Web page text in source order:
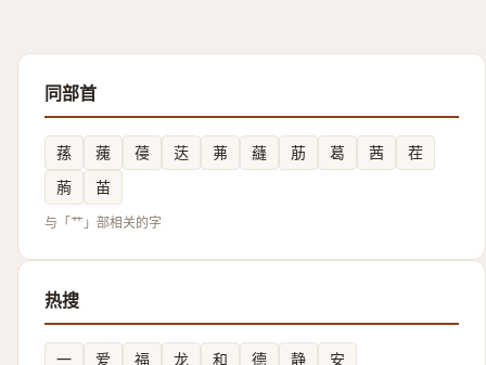
同部首
蓀 藱 葠 荙 茀 蘕 荕 葛 茜
茬
葋
苖
与「艹」部相关的字
热搜
一 爱 福 龙 和 德 静 安